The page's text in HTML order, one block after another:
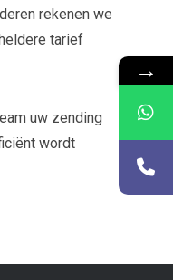
rekenen we
tarief
uw zending
wordt
→